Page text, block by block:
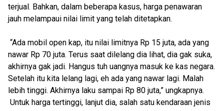
terjual. Bahkan, dalam beberapa kasus, harga penawaran
jauh melampaui nilai limit yang telah ditetapkan.
“Ada mobil open kap, itu nilai limitnya Rp 15 juta, ada yang
nawar Rp 70 juta. Terus saat dilelang dia lihat, dia gak suka,
akhirnya gak jadi. Hangus tuh uangnya masuk ke kas negara.
Setelah itu kita lelang lagi, eh ada yang nawar lagi. Malah
lebih tinggi. Akhirnya laku sampai Rp 80 juta,” ungkapnya.
Untuk harga tertinggi, lanjut dia, salah satu kendaraan jenis